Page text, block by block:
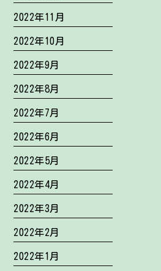
2022年11月
2022年10月
2022年9月
2022年8月
2022年7月
2022年6月
2022年5月
2022年4月
2022年3月
2022年2月
2022年1月